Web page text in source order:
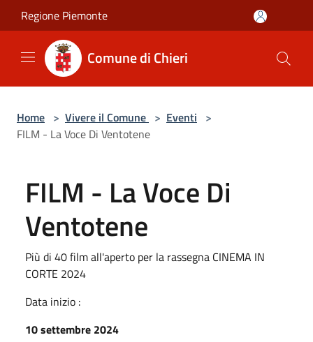
Salta al contenuto principale
Regione Piemonte
Comune di Chieri
Home > Vivere il Comune > Eventi >
FILM - La Voce Di Ventotene
FILM - La Voce Di
Ventotene
Più di 40 film all'aperto per la rassegna CINEMA IN
CORTE 2024
Data inizio :
10 settembre 2024